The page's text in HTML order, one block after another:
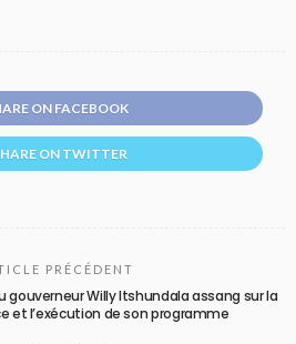
ON FACEBOOK
ON TWITTER
PRÉCÉDENT
gouverneur Willy Itshundala assang sur la
et l’exécution de son programme